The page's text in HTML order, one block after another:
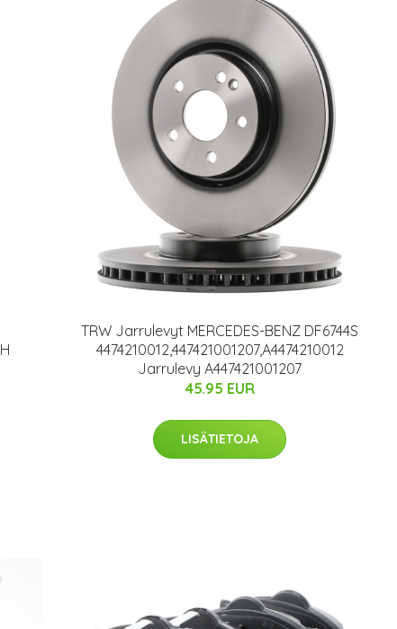
TRW Jarrulevyt MERCEDES-BENZ DF6744S
4474210012,447421001207,A4474210012
Jarrulevy A447421001207
45.95 EUR
LISÄTIETOJA